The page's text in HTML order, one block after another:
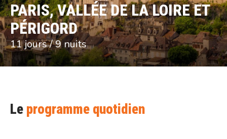
PARIS, VALLÉE DE LA LOIRE ET
PÉRIGORD
11 jours / 9 nuits
Le programme quotidien